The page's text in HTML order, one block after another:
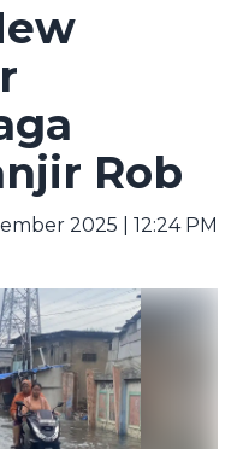
Rob
2025 | 12:24 PM